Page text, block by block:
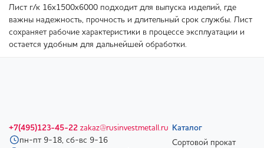
Лист г/к 16х1500х6000 подходит для выпуска изделий, где
важны надежность, прочность и длительный срок службы. Лист
сохраняет рабочие характеристики в процессе эксплуатации и
остается удобным для дальнейшей обработки.
+7(495)123-45-22 zakaz@rusinvestmetall.ru
пн-пт 9-18, сб-вс 9-16
Каталог
Сортовой прокат